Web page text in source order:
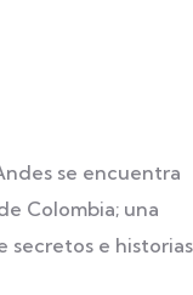
se encuentra
Colombia; una
secretos e historias